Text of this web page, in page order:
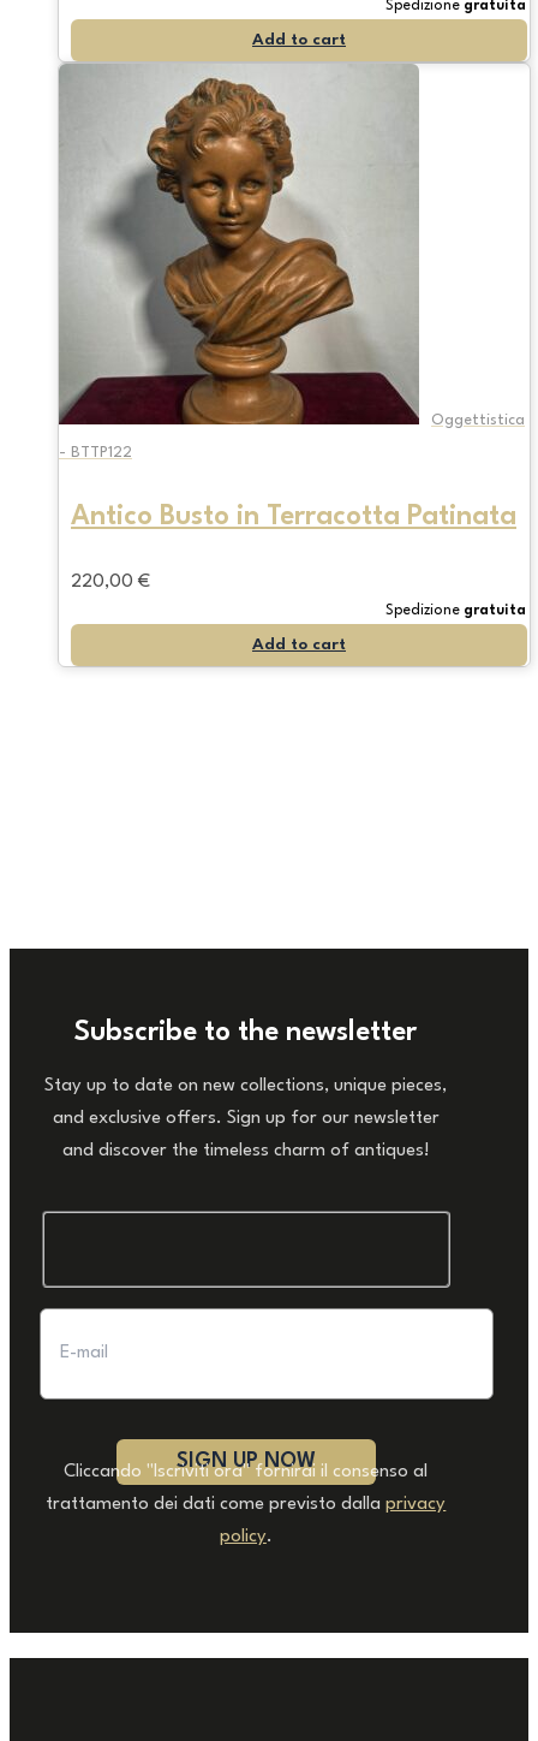
Spedizione gratuita
Add to cart
Oggettistica
- BTTP122
Antico Busto in Terracotta Patinata
220,00 €
Spedizione gratuita
Add to cart
Subscribe to the newsletter
Stay up to date on new collections, unique pieces,
and exclusive offers. Sign up for our newsletter
and discover the timeless charm of antiques!
Cliccando "Iscriviti ora" fornirai il consenso al
trattamento dei dati come previsto dallaprivacy
policy.